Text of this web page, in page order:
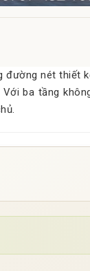
nét thiết
ba tầng